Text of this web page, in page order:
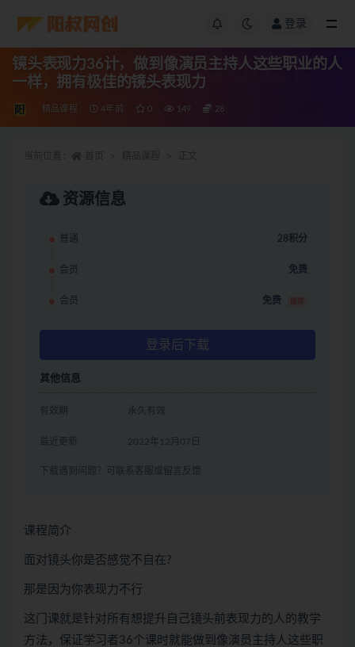
登录
镜头表现力36计，做到像演员主持人这些职业的人
一样，拥有极佳的镜头表现力
精品课程 4年前 0 149 28
资源信息
普通 28积分
会员 免费
会员 免费 推荐
登录后下载
其他信息
有效期 永久有效
最近更新 2022年12月07日
下载遇到问题？可联系客服或留言反馈
课程简介
面对镜头你是否感觉不自在?
那是因为你表现力不行
这门课就是针对所有想提升自己镜头前表现力的人的教学
方法，保证学习者36个课时就能做到像演员主持人这些职